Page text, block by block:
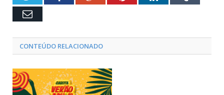
Email
CONTEÚDO RELACIONADO